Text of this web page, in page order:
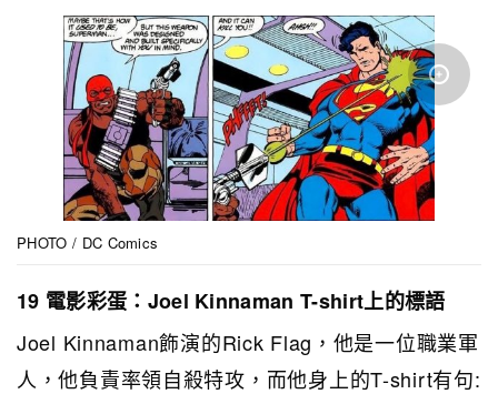
PHOTO / DC Comics
19 電影彩蛋：Joel Kinnaman T-shirt上的標語
Joel Kinnaman飾演的Rick Flag，他是一位職業軍
人，他負責率領自殺特攻，而他身上的T-shirt有句: